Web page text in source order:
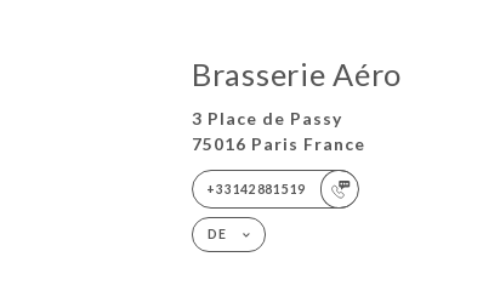
Brasserie Aéro
3 Place de Passy
75016 Paris France
+33142881519
DE